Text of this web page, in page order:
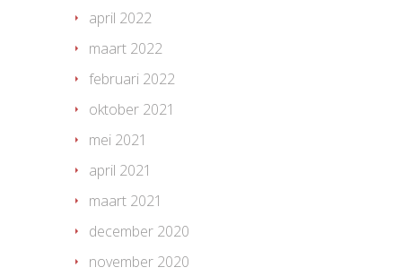
april 2022
maart 2022
februari 2022
oktober 2021
mei 2021
april 2021
maart 2021
december 2020
november 2020